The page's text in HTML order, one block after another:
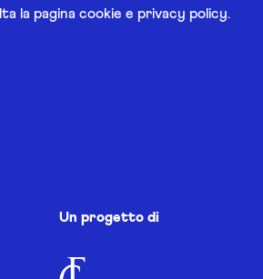
la pagina cookie e privacy policy.
Un progetto di